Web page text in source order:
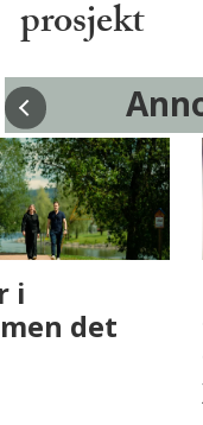
prosjekt
Fenistra
med AI. Slik